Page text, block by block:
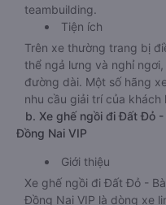
teambuilding.
Tiện ích
Trên xe thường trang bị
thể ngả lưng và nghỉ
đường dài. Một số hãng
nhu cầu giải trí của khách
b. Xe ghế ngồi đi Đất Đỏ -
Đồng Nai VIP
Giới thiệu
Xe ghế ngồi đi Đất Đỏ -
Đồng Nai VIP là dòng xe